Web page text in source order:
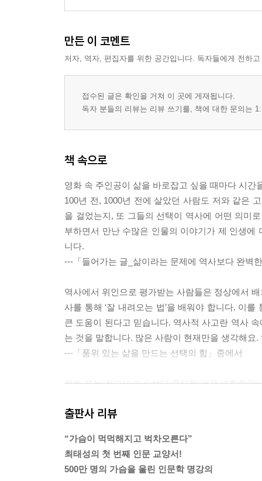
만든 이 코멘트
저자, 역자, 편집자를 위한 공간입니다. 독자들에게 전하
접수된 글은 확인을 거쳐 이 곳에 게재됩니다.
독자 분들의 리뷰는 리뷰 쓰기를, 책에 대한 문의는
책 속으로
영화 속 주인공이 삶을 바로잡고 싶을 때마다 시
100년 전, 1000년 전에 살았던 사람도 저와 같은
을 걸었는지, 또 그들의 선택이 역사에 어떤 의미
부하면서 만난 수많은 인물의 이야기가 제 인생
니다.
---「들어가는 글_삶이라는 문제에 역사보다 완벽
역사에서 위인으로 평가받는 사람들은 정상에서
사를 통해 ‘잘 내려오는 법’을 배워야 합니다. 이
큰 도움이 된다고 믿습니다. 역사적 사고란 역사
는 것을 말합니다. 많은 사람이 현재만을 생각해
---「품위 있는 삶을 만드는 선택의 힘」중에서
최초 또는 최고의 기술보다 중요한 것은 영향력입
는 행위는 결국 역사에 큰 자취를 남길 수밖에
나 창의력을 말하면 사람들은 자꾸 전에 없던 새
으면 널리 쓰이지 않습니다.
---「창조 : 세상을 바꾸는 생각의 조건」중에서
출판사 리뷰
“가슴이 먹먹해지고 벅차오른다”
최태성의 첫 번째 인문 교양서!
500만 명의 가슴을 울린 인문학 명강의